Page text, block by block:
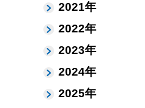
2021年
2022年
2023年
2024年
2025年